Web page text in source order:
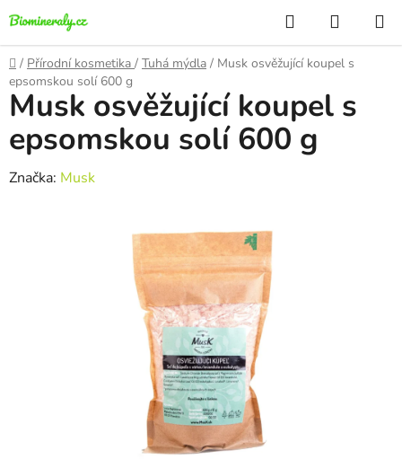
Přejít
na
obsah
Hledat
KOŠÍK
Domů
/ Přírodní kosmetika / Tuhá mýdla / Musk osvěžující koupel s
epsomskou solí 600 g
Musk osvěžující koupel s
epsomskou solí 600 g
Značka: Musk